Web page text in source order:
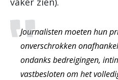
Journalisten moeten hun
onverschrokken
ondanks bedreigingen,
vastbesloten om het